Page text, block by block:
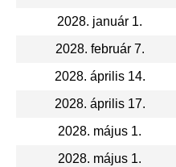
2028. január 1.
2028. február 7.
2028. április 14.
2028. április 17.
2028. május 1.
2028. május 1.